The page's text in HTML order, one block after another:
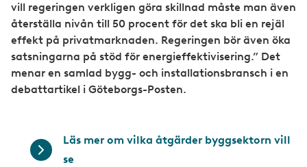
vill regeringen verkligen göra skillnad måste man även
återställa nivån till 50 procent för det ska bli en rejäl
effekt på privatmarknaden. Regeringen bör även öka
satsningarna på stöd för energieffektivisering.” Det
menar en samlad bygg- och installationsbransch i en
debattartikel i Göteborgs-Posten.
Läs mer om vilka åtgärder byggsektorn vill
se